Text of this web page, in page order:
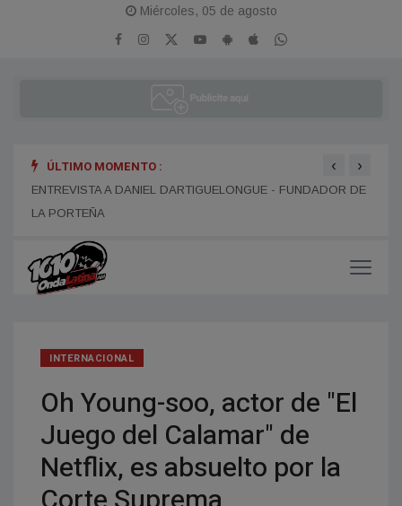
Miércoles, 05 de agosto
ÚLTIMO MOMENTO :
LA PORTEÑA
ENTREVISTA A ALEJANDRO KIM
‹ ›
INTERNACIONAL
Oh Young-soo, actor de "El
Juego del Calamar" de
Netflix, es absuelto por la